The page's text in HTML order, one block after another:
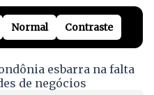
Normal Contraste
esbarra na falta
de negócios